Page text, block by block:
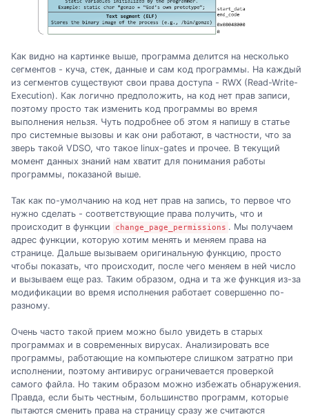
Как видно на картинке выше, программа делится на несколько
сегментов - куча, стек, данные и сам код программы. На каждый
из сегментов существуют свои права доступа - RWX (Read-Write-
Execution). Как логично предположить, на код нет прав записи,
поэтому просто так изменить код программы во время
выполнения нельзя. Чуть подробнее об этом я напишу в статье
про системные вызовы и как они работают, в частности, что за
зверь такой VDSO, что такое linux-gates и прочее. В текущий
момент данных знаний нам хватит для понимания работы
программы, показаной выше.
Так как по-умолчанию на код нет прав на запись, то первое что
нужно сделать - соответствующие права получить, что и
происходит в функции
change_page_permissions . Мы получаем
адрес функции, которую хотим менять и меняем права на
странице. Дальше вызываем оригинальную функцию, просто
чтобы показать, что происходит, после чего меняем в ней число
и вызываем еще раз. Таким образом, одна и та же функция из-за
модификации во время исполнения работает совершенно по-
разному.
Очень часто такой прием можно было увидеть в старых
программах и в современных вирусах. Анализировать все
программы, работающие на компьютере слишком затратно при
исполнении, поэтому антивирус ограничевается проверкой
самого файла. Но таким образом можно избежать обнаружения.
Правда, если быть честным, большинство программ, которые
пытаются сменить права на страницу сразу же считаются